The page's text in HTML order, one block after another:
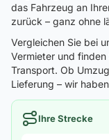
das Fahrzeug an
zurück – ganz ohne
Vergleichen Sie bei
Vermieter und
Transport. Ob
Lieferung – wir
Ihre Strecke